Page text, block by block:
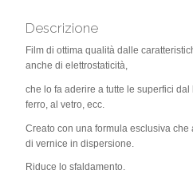
Descrizione
Film di ottima qualità dalle
anche di elettrostaticità,
che lo fa aderire a tutte le superfici
ferro, al vetro, ecc.
Creato con una formula esclusiva
di vernice in dispersione.
Riduce lo sfaldamento.